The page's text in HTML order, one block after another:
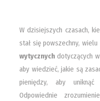
W dzisiejszych czasach,
stał się powszechny,
wytycznych dotyczących
aby wiedzieć, jakie są
pieniędzy, aby uniknąć
Odpowiednie